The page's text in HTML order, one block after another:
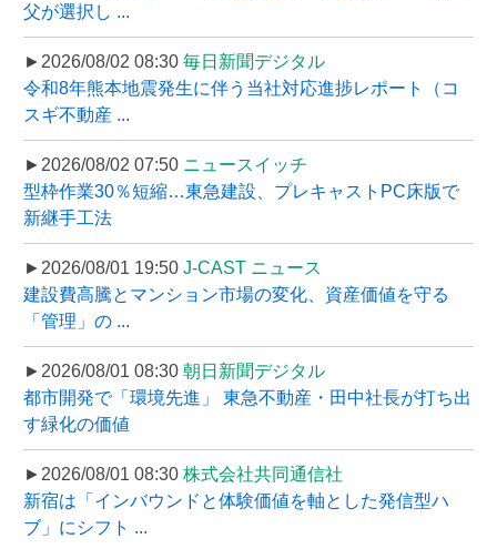
父が選択し ...
►2026/08/02 08:30 毎日新聞デジタル
令和8年熊本地震発生に伴う当社対応進捗レポート（コ
スギ不動産 ...
►2026/08/02 07:50 ニュースイッチ
型枠作業30％短縮…東急建設、プレキャストPC床版で
新継手工法
►2026/08/01 19:50 J-CAST ニュース
建設費高騰とマンション市場の変化、資産価値を守る
「管理」の ...
►2026/08/01 08:30 朝日新聞デジタル
都市開発で「環境先進」 東急不動産・田中社長が打ち出
す緑化の価値
►2026/08/01 08:30 株式会社共同通信社
新宿は「インバウンドと体験価値を軸とした発信型ハ
ブ」にシフト ...